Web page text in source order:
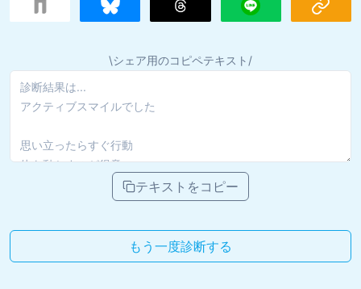
\シェア用のコピペテキスト/
テキストをコピー
もう一度診断する